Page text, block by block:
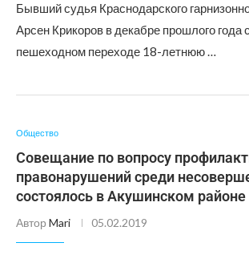
Бывший судья Краснодарского
Арсен Крикоров в декабре прошлого года
пешеходном переходе 18-летнюю …
Общество
Совещание по вопросу
правонарушений среди
состоялось в Акушинском районе
Автор Mari 05.02.2019